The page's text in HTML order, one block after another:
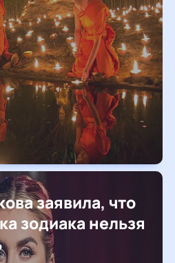
заявила, что
зодиака нельзя